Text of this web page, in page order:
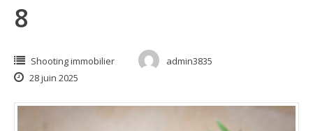
8
Shooting immobilier
admin3835
28 juin 2025